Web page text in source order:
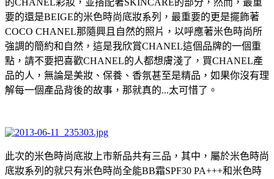
要的還是BEIGE的米色時尚底妝系列，最重要的更是擺飾著
COCO CHANEL那隨興且自然的照片，以呼應著米色時尚所
強調的簡約和自然，這是我欣賞CHANEL這個品牌的一個重
點，請不要把喜歡CHANEL的人都想膚淺了，買CHANEL產
品的人，無論是美妝、保養、香氛甚至是精品，如果你沒有理
解每一個產品背後的故事，那就真的...太可惜了。
此次的米色時尚底妝上市新品共有三品，其中，屬於米色時尚
底妝系列的就只有米色時尚全能BB霜SPF30 PA+++和米色時